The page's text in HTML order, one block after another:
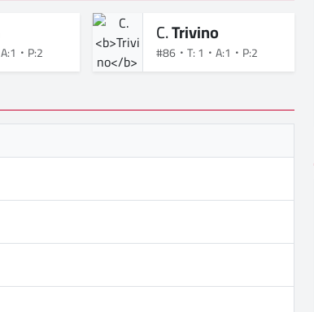
A:1 P:2
C.Trivino
#86 T: 1 A:1 P:2